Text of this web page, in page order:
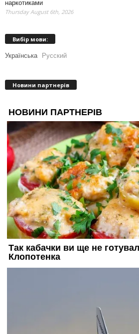
наркотиками
Thursday August 6th, 2026
Вибір мови:
Українська Русский
Новини партнерів